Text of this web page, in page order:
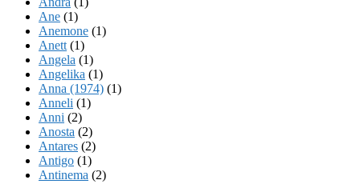
Ane (1)
Anemone (1)
Anett (1)
Angela (1)
Angelika (1)
Anna (1974) (1)
Anneli (1)
Anni (2)
Anosta (2)
Antares (2)
Antigo (1)
Antinema (2)